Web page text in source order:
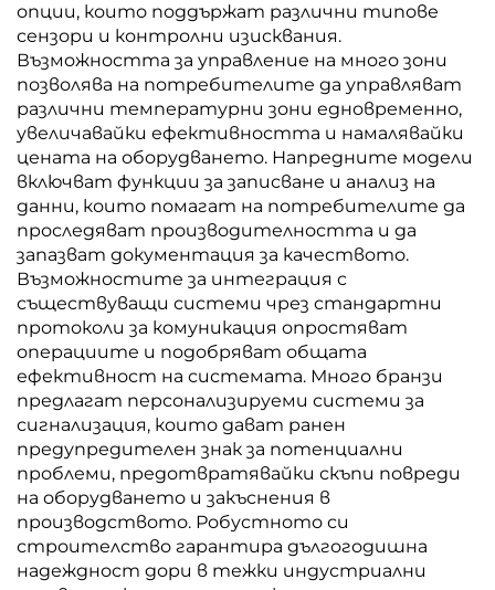
опции, които поддържат различни типове
сензори и контролни изисквания.
Възможността за управление на много зони
позволява на потребителите да управляват
различни температурни зони едновременно,
увеличавайки ефективността и намалявайки
цената на оборудването. Напредните модели
включват функции за записване и анализ на
данни, които помагат на потребителите да
проследяват производителността и да
запазват документация за качеството.
Възможностите за интеграция с
съществуващи системи чрез стандартни
протоколи за комуникация опростяват
операциите и подобряват общата
ефективност на системата. Много бранзи
предлагат персонализируеми системи за
сигнализация, които дават ранен
предупредителен знак за потенциални
проблеми, предотвратявайки скъпи повреди
на оборудването и закъснения в
производството. Робустното си
строителство гарантира дългогодишна
надеждност дори в тежки индустриални